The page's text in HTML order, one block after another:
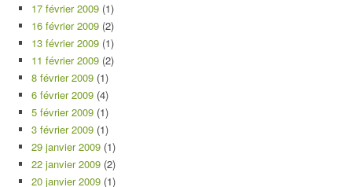
17 février 2009 (1)
16 février 2009 (2)
13 février 2009 (1)
11 février 2009 (2)
8 février 2009 (1)
6 février 2009 (4)
5 février 2009 (1)
3 février 2009 (1)
29 janvier 2009 (1)
22 janvier 2009 (2)
20 janvier 2009 (1)